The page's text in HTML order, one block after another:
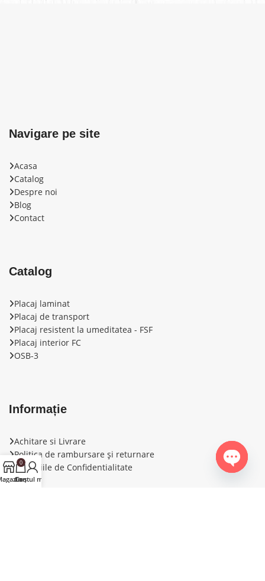
Navigare pe site
Acasa
Catalog
Despre noi
Blog
Contact
Catalog
Placaj laminat
Placaj de transport
Placaj resistent la umeditatea - FSF
Placaj interior FС
OSB-3
Informație
Achitare si Livrare
Politica de rambursare și returnare
Conditiile de Confidentialitate
0
Coș
Contul meu
Open